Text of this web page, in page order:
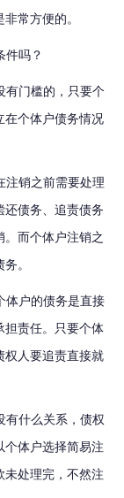
常方便的。
件吗？
有门槛的，只要个
在个体户债务情况
注销之前需要处理
还债务、追责债务
而个体户注销之
。
体户的债务是直接
担责任。只要个体
权人要追责直接就
有什么关系，债权
个体户选择简易注
未处理完，不然注